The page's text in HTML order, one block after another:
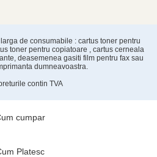
de consumabile : cartus toner pentru
toner pentru copiatoare , cartus cerneala
deasemenea gasiti film pentru fax sau
dumneavoastra.
contin TVA
cumpar
Platesc